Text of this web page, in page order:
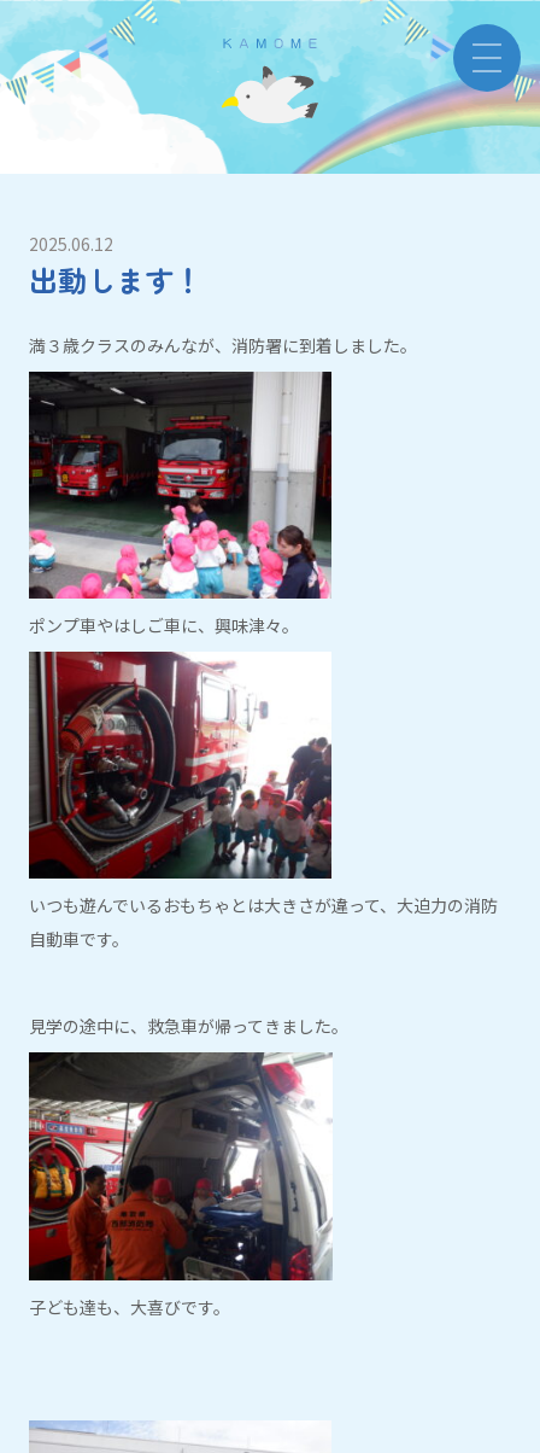
2025.06.12
出動します！
満３歳クラスのみんなが、消防署に到着しました。
ポンプ車やはしご車に、興味津々。
いつも遊んでいるおもちゃとは大きさが違って、大迫力の消防
自動車です。
見学の途中に、救急車が帰ってきました。
子ども達も、大喜びです。